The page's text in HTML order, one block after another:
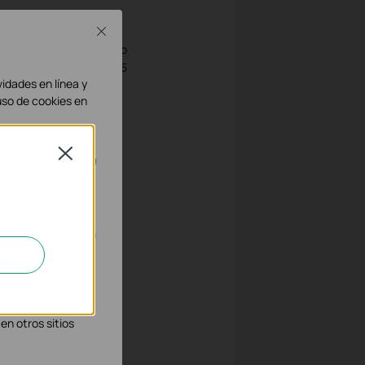
MU-MIMO y 4K-
Wi-Fi estable incluso
puertos 10 GbE, 2.5
WPA3, control
como de forma
a ofertas
Close
en línea y
de cookies en
de mejorar y
otros sitios
Close